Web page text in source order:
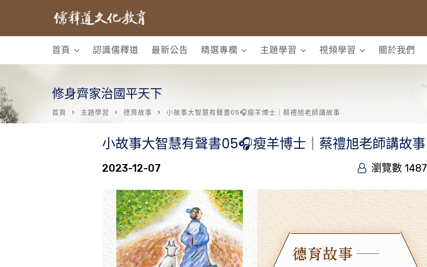
首頁 認識儒釋道 最新公告 精選專欄 主題學習 視頻學習 關於我們
修身齊家治國平天下
首頁 主題學習 德育故事 小故事大智慧有聲書05🎧瘦羊博士｜蔡禮旭老師講故事
小故事大智慧有聲書05🎧瘦羊博士｜蔡禮旭老師講故事
2023-12-07 瀏覽數 1487